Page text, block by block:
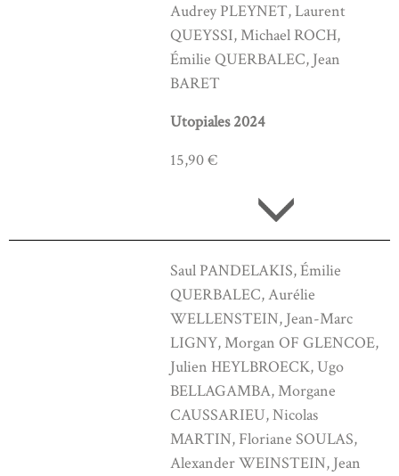
Audrey PLEYNET, Laurent
QUEYSSI, Michael ROCH,
Émilie QUERBALEC, Jean
BARET
Utopiales 2024
15,90 €
Saul PANDELAKIS, Émilie
QUERBALEC, Aurélie
WELLENSTEIN, Jean-Marc
LIGNY, Morgan OF GLENCOE,
Julien HEYLBROECK, Ugo
BELLAGAMBA, Morgane
CAUSSARIEU, Nicolas
MARTIN, Floriane SOULAS,
Alexander WEINSTEIN, Jean